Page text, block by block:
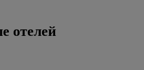
отелей